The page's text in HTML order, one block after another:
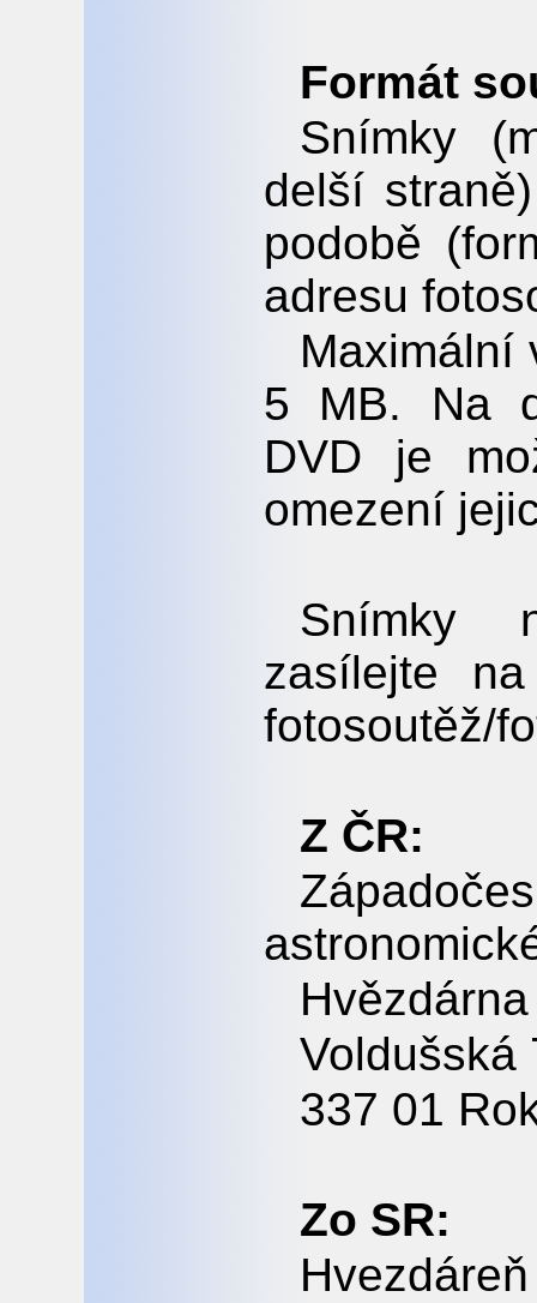
Formát
Snímky
delší
podobě
adresu
Maximální
5 MB. Na
DVD je
omezení
Snímky
zasílejte
fotosoutěž/
Z ČR:
Voldušská
337 01
Zo SR:
Hvezdáreň